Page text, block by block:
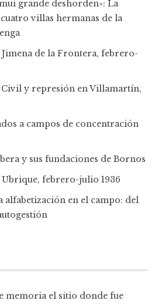
grande deshorden»: La
villas hermanas de la
de la Frontera, febrero-
Civil y represión en Villamartín,
a campos de concentración
y sus fundaciones de Bornos
febrero-julio 1936
alfabetización en el campo: del
memoria el sitio donde fue